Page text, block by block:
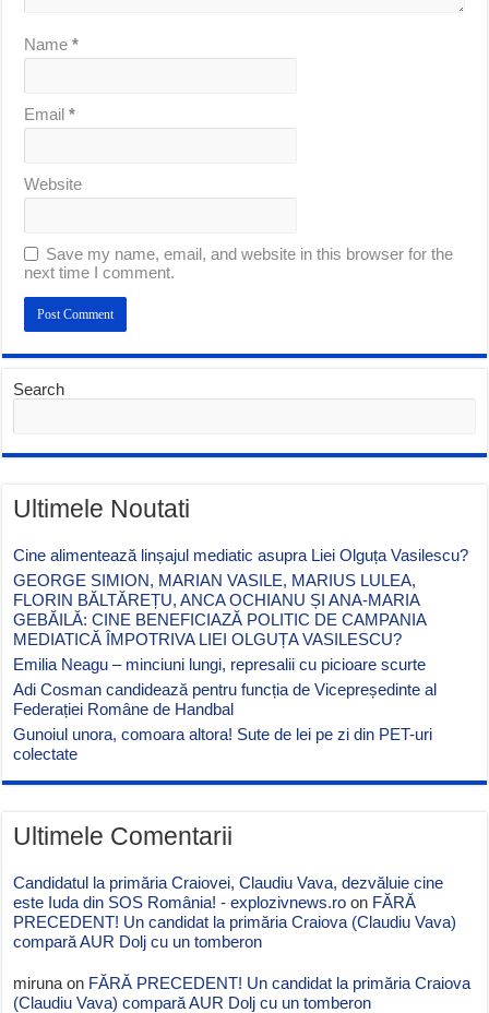
Name*
Email*
Website
Save my name, email, and website in this browser for the
next time I comment.
Search
Ultimele Noutati
Cine alimentează linșajul mediatic asupra Liei Olguța Vasilescu?
GEORGE SIMION, MARIAN VASILE, MARIUS LULEA,
FLORIN BĂLTĂREȚU, ANCA OCHIANU ȘI ANA-MARIA
GEBĂILĂ: CINE BENEFICIAZĂ POLITIC DE CAMPANIA
MEDIATICĂ ÎMPOTRIVA LIEI OLGUȚA VASILESCU?
Emilia Neagu – minciuni lungi, represalii cu picioare scurte
Adi Cosman candidează pentru funcția de Vicepreședinte al
Federației Române de Handbal
Gunoiul unora, comoara altora! Sute de lei pe zi din PET-uri
colectate
Ultimele Comentarii
Candidatul la primăria Craiovei, Claudiu Vava, dezvăluie cine
este Iuda din SOS România! - explozivnews.ro on FĂRĂ
PRECEDENT! Un candidat la primăria Craiova (Claudiu Vava)
compară AUR Dolj cu un tomberon
miruna on FĂRĂ PRECEDENT! Un candidat la primăria Craiova
(Claudiu Vava) compară AUR Dolj cu un tomberon